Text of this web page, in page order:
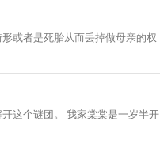
或者是死胎从而丢掉做母亲的权
这个谜团。 我家棠棠是一岁半开